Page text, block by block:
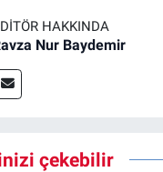
HAKKINDA
Nur Baydemir
çekebilir